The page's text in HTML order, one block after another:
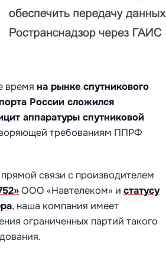
время на рынке спутникового
России сложился
аппаратуры спутниковой
требованиям ППРФ
связи с производителем
ООО «Навтелеком» и статусу
, наша компания имеет
ограниченных партий такого